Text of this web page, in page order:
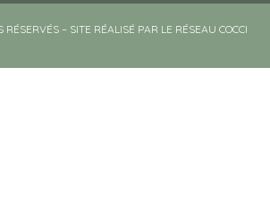
– SITE RÉALISÉ PAR LE RÉSEAU COCCI